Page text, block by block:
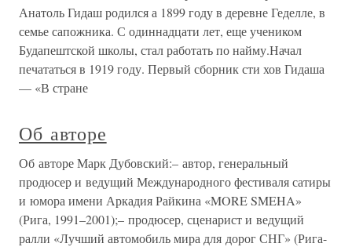
Анатоль Гидаш родился а 1899 году в деревне Геделле, в
семье сапожника. С одиннадцати лет, еще учеником
Будапештской школы, стал работать по найму.Начал
печататься в 1919 году. Первый сборник сти хов Гидаша
— «В стране
Об авторе
Об авторе Марк Дубовский:– автор, генеральный
продюсер и ведущий Международного фестиваля сатиры
и юмора имени Аркадия Райкина «MORE SMEHA»
(Рига, 1991–2001);– продюсер, сценарист и ведущий
ралли «Лучший автомобиль мира для дорог СНГ» (Рига-